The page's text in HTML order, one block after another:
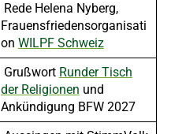
Rede Helena Nyberg,
Frauensfriedensorganisati
on WILPF Schweiz
Grußwort Runder Tisch
der Religionen und
Ankündigung BFW 2027